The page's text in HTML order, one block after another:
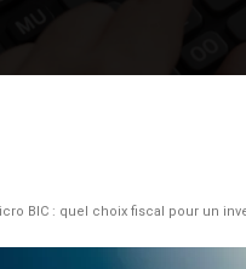
BIC : quel choix fiscal pour un